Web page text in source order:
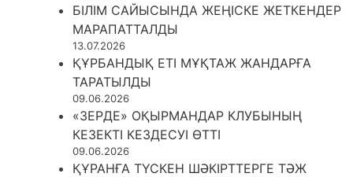
БІЛІМ САЙЫСЫНДА ЖЕҢІСКЕ ЖЕТКЕНДЕР
МАРАПАТТАЛДЫ
13.07.2026
ҚҰРБАНДЫҚ ЕТІ МҰҚТАЖ ЖАНДАРҒА
ТАРАТЫЛДЫ
09.06.2026
«ЗЕРДЕ» ОҚЫРМАНДАР КЛУБЫНЫҢ
КЕЗЕКТІ КЕЗДЕСУІ ӨТТІ
09.06.2026
ҚҰРАНҒА ТҮСКЕН ШӘКІРТТЕРГЕ ТӘЖ